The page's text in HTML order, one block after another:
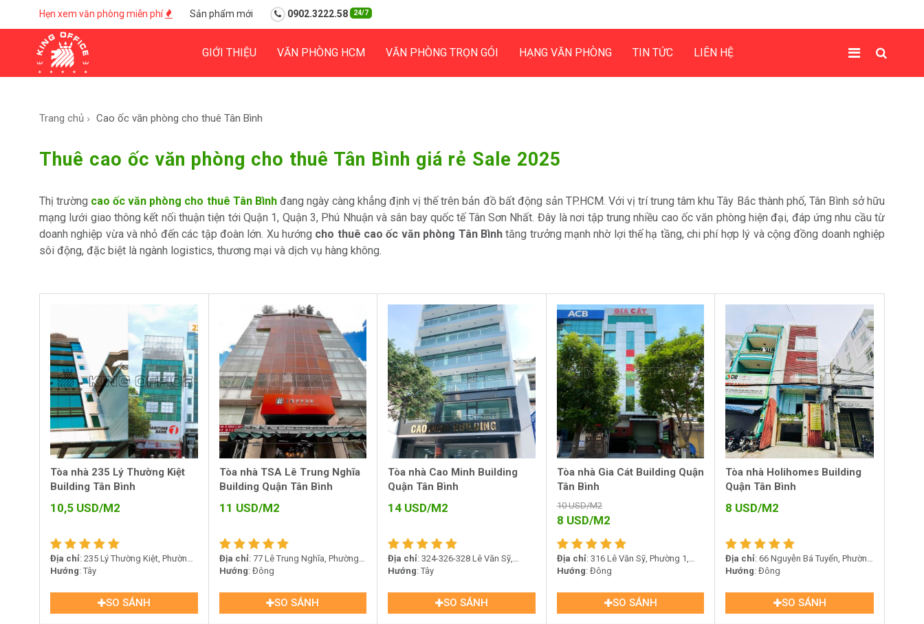
Hẹn xem văn phòng miễn phí Sản phẩm mới 0902.3222.58 24/7
GIỚI THIỆU VĂN PHÒNG HCM VĂN PHÒNG TRỌN GÓI HẠNG VĂN PHÒNG TIN TỨC LIÊN HỆ
Trang chủ Cao ốc văn phòng cho thuê Tân Bình
Thuê cao ốc văn phòng cho thuê Tân Bình giá rẻ Sale 2025
Thị trường cao ốc văn phòng cho thuê Tân Bìnhđang ngày càng khẳng định vị thế trên bản đồ bất động sản TP.HCM. Với vị trí trung tâm khu Tây Bắc thành phố, Tân Bình sở hữu
mạng lưới giao thông kết nối thuận tiện tới Quận 1, Quận 3, Phú Nhuận và sân bay quốc tế Tân Sơn Nhất. Đây là nơi tập trung nhiều cao ốc văn phòng hiện đại, đáp ứng nhu cầu từ
doanh nghiệp vừa và nhỏ đến các tập đoàn lớn. Xu hướng cho thuê cao ốc văn phòng Tân Bìnhtăng trưởng mạnh nhờ lợi thế hạ tầng, chi phí hợp lý và cộng đồng doanh nghiệp
sôi động, đặc biệt là ngành logistics, thương mại và dịch vụ hàng không.
Tòa nhà 235 Lý Thường Kiệt
Building Tân Bình
10,5 USD/M2
Địa chỉ: 235 Lý Thường Kiệt, Phường
6, Quận Tân Bình
Hướng : Tây
SO SÁNH
Tòa nhà TSA Lê Trung Nghĩa
Building Quận Tân Bình
11 USD/M2
Địa chỉ: 77 Lê Trung Nghĩa, Phường
12, Quận Tân Bình
Hướng : Đông
SO SÁNH
Tòa nhà Cao Minh Building
Quận Tân Bình
14 USD/M2
Địa chỉ: 324-326-328 Lê Văn Sỹ,
Phường 2, Quận Tân Bình
Hướng : Tây
SO SÁNH
Tòa nhà Gia Cát Building Quận
Tân Bình
10USD/M2
8 USD/M2
Địa chỉ: 316 Lê Văn Sỹ, Phường 1,
Quận Tân Bình
Hướng : Đông
SO SÁNH
Tòa nhà Holihomes Building
Quận Tân Bình
8 USD/M2
Địa chỉ: 66 Nguyễn Bá Tuyển, Phường
12, Quận Tân Bình
Hướng : Đông
SO SÁNH